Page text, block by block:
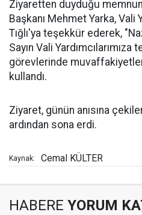
Ziyaretten duyduğu
Başkanı Mehmet Yarka, Vali
Tığlı'ya teşekkür ederek,
Sayın Vali
görevlerinde
kullandı.
Ziyaret, günün anısına
ardından sona erdi.
Kaynak: Cemal KÜLTER
HABERE YORUM